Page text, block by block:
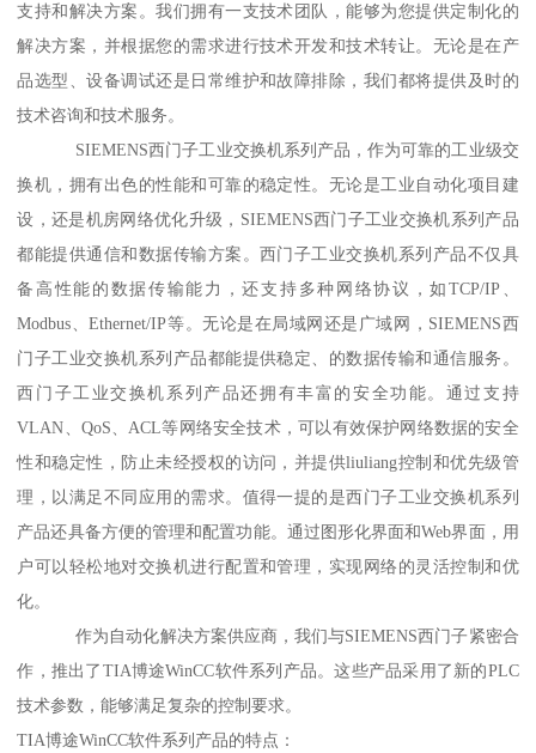
支持和解决方案。我们拥有一支技术团队，能够为您提供定制化的
解决方案，并根据您的需求进行技术开发和技术转让。无论是在产
品选型、设备调试还是日常维护和故障排除，我们都将提供及时的
技术咨询和技术服务。
SIEMENS西门子工业交换机系列产品，作为可靠的工业级交
换机，拥有出色的性能和可靠的稳定性。无论是工业自动化项目建
设，还是机房网络优化升级，SIEMENS西门子工业交换机系列产品
都能提供通信和数据传输方案。西门子工业交换机系列产品不仅具
备高性能的数据传输能力，还支持多种网络协议，如TCP/IP、
Modbus、Ethernet/IP等。无论是在局域网还是广域网，SIEMENS西
门子工业交换机系列产品都能提供稳定、的数据传输和通信服务。
西门子工业交换机系列产品还拥有丰富的安全功能。通过支持
VLAN、QoS、ACL等网络安全技术，可以有效保护网络数据的安全
性和稳定性，防止未经授权的访问，并提供liuliang控制和优先级管
理，以满足不同应用的需求。值得一提的是西门子工业交换机系列
产品还具备方便的管理和配置功能。通过图形化界面和Web界面，用
户可以轻松地对交换机进行配置和管理，实现网络的灵活控制和优
化。
作为自动化解决方案供应商，我们与SIEMENS西门子紧密合
作，推出了TIA博途WinCC软件系列产品。这些产品采用了新的PLC
技术参数，能够满足复杂的控制要求。
TIA博途WinCC软件系列产品的特点：